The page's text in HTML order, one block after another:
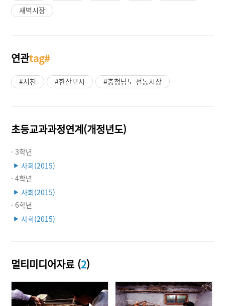
새벽시장
연관tag#
#서천 #한산모시 #충청남도 전통시장
초등교과과정연계(개정년도)
· 3학년
▶ 사회(2015)
· 4학년
▶ 사회(2015)
· 6학년
▶ 사회(2015)
멀티미디어자료 (2)